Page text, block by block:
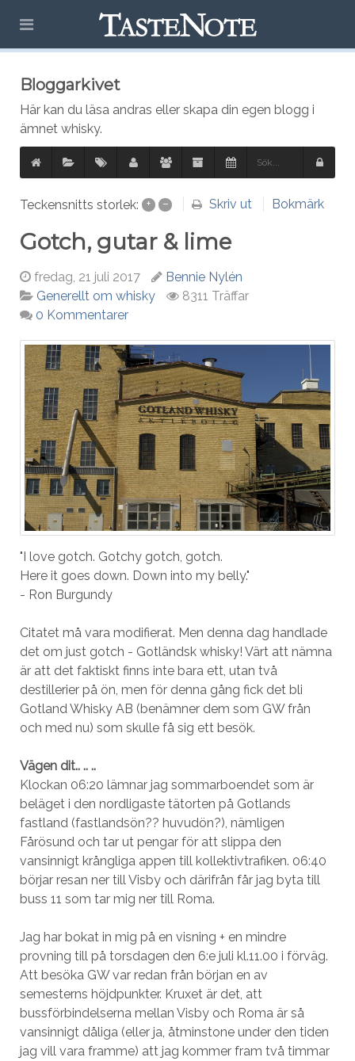
Bloggarkivet
Här kan du läsa andras eller skapa din egen blogg i
ämnet whisky.
Teckensnitts storlek: + – Skriv ut Bokmärk
Gotch, gutar & lime
fredag, 21 juli 2017
Bennie Nylén
Generellt om whisky
8311 Träffar
0 Kommentarer
"I love gotch. Gotchy gotch, gotch.
Here it goes down. Down into my belly."
- Ron Burgundy
Citatet må vara modifierat. Men denna dag handlade
det om just gotch - Gotländsk whisky! Värt att nämna
är att det faktiskt finns inte bara ett, utan två
destillerier på ön, men för denna gång fick det bli
Gotland Whisky AB (benämner dem som GW från
och med nu) som skulle få sig ett besök.
Vägen dit.. .. ..
Klockan 06:20 lämnar jag sommarboendet som är
beläget i den nordligaste tätorten på Gotlands
fastland (fastlandsön?? huvudön?), nämligen
Fårösund och tar ut pengar för att slippa den
vansinnigt krångliga appen till kollektivtrafiken. 06:40
börjar resan ner till Visby och därifrån får jag byta till
buss 11 som tar mig ner till Roma.
Jag har bokat in mig på en visning + en mindre
provning till på torsdagen den 6:e juli kl.11.00 i förväg.
Att besöka GW var redan från början en av
semesterns höjdpunkter. Kruxet är det, att
bussförbindelserna mellan Visby och Roma är så
vansinnigt dåliga (eller ja, åtminstone under den tiden
jag vill vara framme) att jag kommer fram två timmar